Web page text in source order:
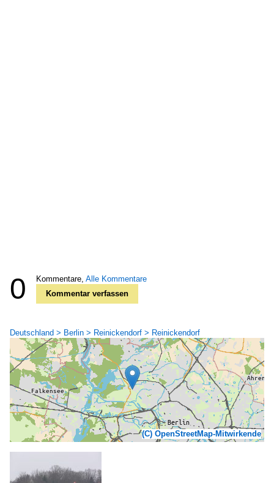
0 Kommentare, Alle Kommentare
Kommentar verfassen
Deutschland > Berlin > Reinickendorf > Reinickendorf
(C) OpenStreetMap-Mitwirkende